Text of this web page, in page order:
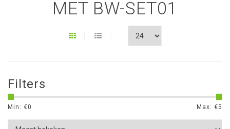
MET BW-SET01
Filters
Min: €0 Max: €5